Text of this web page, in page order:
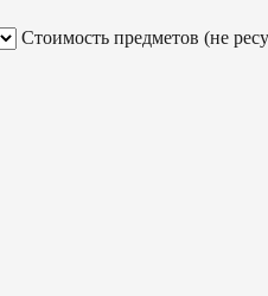
Стоимость предметов (не